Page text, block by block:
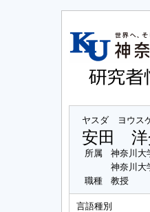
ヤスダ ヨウス
安田 洋
所属
神奈川大
神奈川大
職種
教授
言語種別